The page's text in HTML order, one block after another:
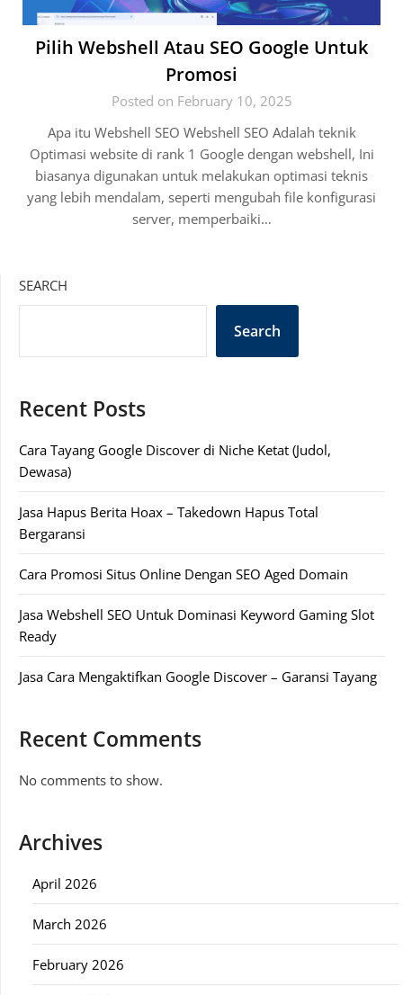
Pilih Webshell Atau SEO Google Untuk
Promosi
Posted on February 10, 2025
Apa itu Webshell SEO Webshell SEO Adalah teknik
Optimasi website di rank 1 Google dengan webshell, Ini
biasanya digunakan untuk melakukan optimasi teknis
yang lebih mendalam, seperti mengubah file konfigurasi
server, memperbaiki…
SEARCH
Search
Recent Posts
Cara Tayang Google Discover di Niche Ketat (Judol,
Dewasa)
Jasa Hapus Berita Hoax – Takedown Hapus Total
Bergaransi
Cara Promosi Situs Online Dengan SEO Aged Domain
Jasa Webshell SEO Untuk Dominasi Keyword Gaming Slot
Ready
Jasa Cara Mengaktifkan Google Discover – Garansi Tayang
Recent Comments
No comments to show.
Archives
April 2026
March 2026
February 2026